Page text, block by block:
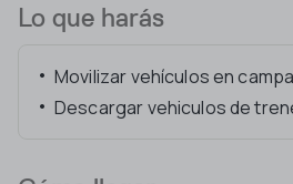
Lo que harás
Movilizar vehículos en
Descargar vehiculos de